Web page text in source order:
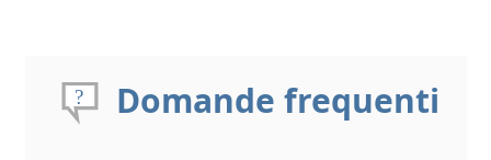
Domande frequenti